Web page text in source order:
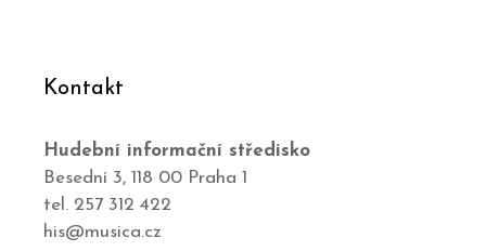
Kontakt
Hudební informační středisko
Besední 3, 118 00 Praha 1
tel. 257 312 422
his@musica.cz